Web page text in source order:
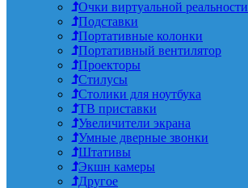
Очки виртуальной реальности
Подставки
Портативные колонки
Портативный вентилятор
Проекторы
Стилусы
Столики для ноутбука
ТВ приставки
Увеличители экрана
Умные дверные звонки
Штативы
Экшн камеры
Другое